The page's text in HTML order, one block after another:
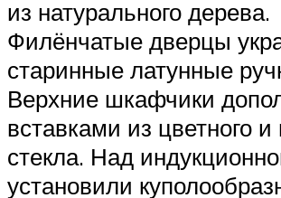
из натурального дерева.
Филёнчатые дверцы
старинные латунные
Верхние шкафчики
вставками из цветного и
стекла. Над
установили